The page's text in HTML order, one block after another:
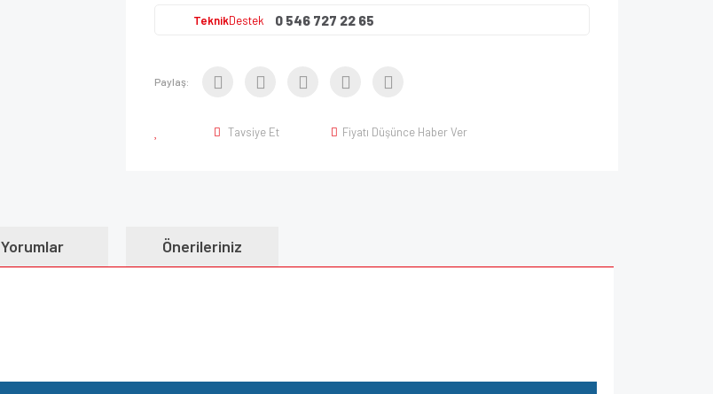
TeknikDestek 0 546 727 22 65
Paylaş:
Tavsiye Et Fiyatı Düşünce Haber Ver
Yorumlar Önerileriniz